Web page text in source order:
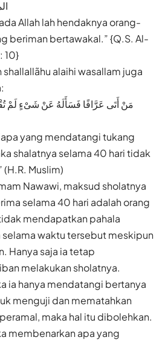
Allah lah hendaknya orang-
beriman bertawakal.” {Q.S. Al-
10}
shallallãhu alaihi wasallam juga
مَنْ أَتَى عَرَّافًا فَسَأَلَهُ عَنْ شَىْءٍ لَمْ
yang mendatangi tukang
shalatnya selama 40 hari tidak
Muslim)
Nawawi, maksud sholatnya
selama 40 hari adalah orang
mendapatkan pahala
selama waktu tersebut meskipun
Hanya saja ia tetap
melakukan sholatnya.
ia hanya mendatangi bertanya
menguji dan mematahkan
maka hal itu dibolehkan.
membenarkan apa yang